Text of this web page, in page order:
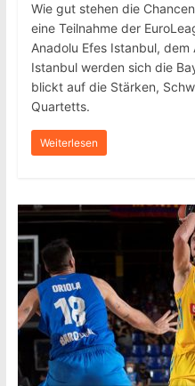
Wie gut stehen die
eine Teilnahme der
Anadolu Efes Istanbul,
Istanbul werden sich die
blickt auf die Stärken,
Quartetts.
Weiterlesen